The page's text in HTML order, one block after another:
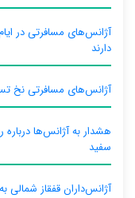
آژانس‌های مسافرتی در
دارند
آژانس‌های مسافرتی نخ
هشدار به آژانس‌ها درباره
سفید
آژانس‌داران قفقاز شمالی